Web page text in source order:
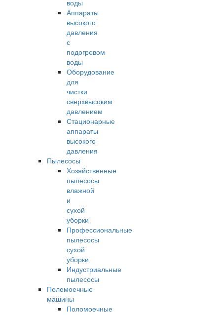
воды
Аппараты
высокого
давления
с
подогревом
воды
Оборудование
для
чистки
сверхвысоким
давлением
Стационарные
аппараты
высокого
давления
Пылесосы
Хозяйственные
пылесосы
влажной
и
сухой
уборки
Профессиональные
пылесосы
сухой
уборки
Индустриальные
пылесосы
Поломоечные
машины
Поломоечные